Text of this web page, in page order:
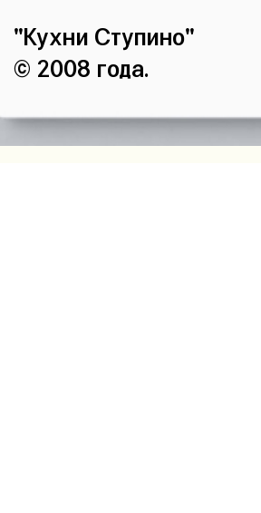
"Кухни Ступино"
© 2008 года.